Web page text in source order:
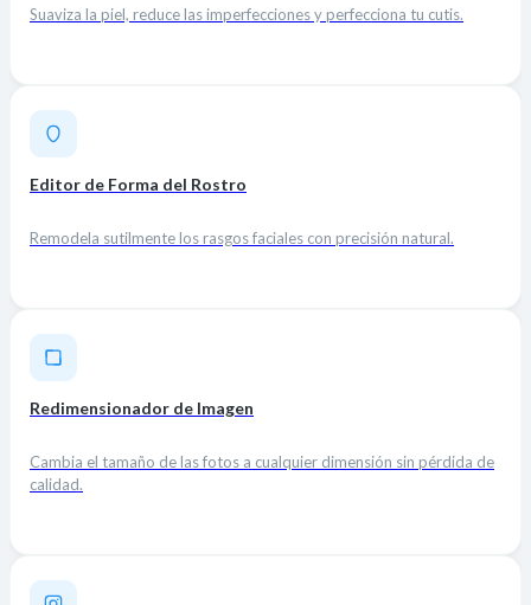
Suaviza la piel, reduce las imperfecciones y perfecciona tu cutis.
Editor de Forma del Rostro
Remodela sutilmente los rasgos faciales con precisión natural.
Redimensionador de Imagen
Cambia el tamaño de las fotos a cualquier dimensión sin pérdida de
calidad.